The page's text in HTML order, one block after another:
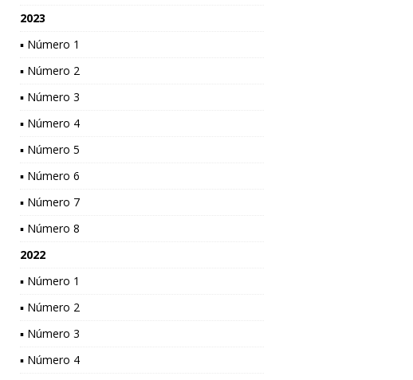
2023
▪ Número 1
▪ Número 2
▪ Número 3
▪ Número 4
▪ Número 5
▪ Número 6
▪ Número 7
▪ Número 8
2022
▪ Número 1
▪ Número 2
▪ Número 3
▪ Número 4